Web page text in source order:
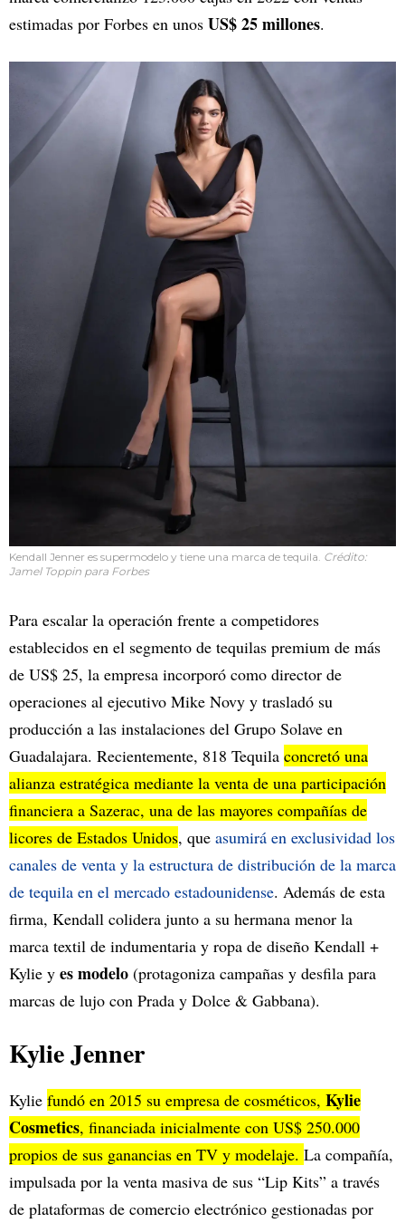
estimadas por Forbes en unos US$ 25 millones.
Kendall Jenner es supermodelo y tiene una marca de tequila. Crédito:
Jamel Toppin para Forbes
Para escalar la operación frente a competidores
establecidos en el segmento de tequilas premium de más
de US$ 25, la empresa incorporó como director de
operaciones al ejecutivo Mike Novy y trasladó su
producción a las instalaciones del Grupo Solave en
Guadalajara. Recientemente, 818 Tequila concretó una
alianza estratégica mediante la venta de una participación
financiera a Sazerac, una de las mayores compañías de
licores de Estados Unidos, que asumirá en exclusividad los
canales de venta y la estructura de distribución de la marca
de tequila en el mercado estadounidense. Además de esta
firma, Kendall colidera junto a su hermana menor la
marca textil de indumentaria y ropa de diseño Kendall +
Kylie y es modelo (protagoniza campañas y desfila para
marcas de lujo con Prada y Dolce & Gabbana).
Kylie Jenner
Kylie fundó en 2015 su empresa de cosméticos, Kylie
Cosmetics, financiada inicialmente con US$ 250.000
propios de sus ganancias en TV y modelaje. La compañía,
impulsada por la venta masiva de sus “Lip Kits” a través
de plataformas de comercio electrónico gestionadas por